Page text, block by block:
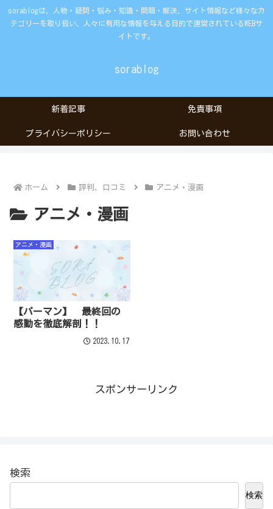
sorablogは、人物・疑問・悩み・知識・問題・解決、サイト情報など様々なカ
テゴリーを取り扱い、人々に有用な情報を与える目的で運営されているWEBサ
イトです。
sorablog
新着記事 免責事項
プライバシーポリシー お問い合わせ
ホーム 評判、口コミ アニメ・漫画
アニメ・漫画
アニメ・漫画
【パーマン】 最終回の
感動を徹底解剖！！
2023.10.17
スポンサーリンク
検索
検索